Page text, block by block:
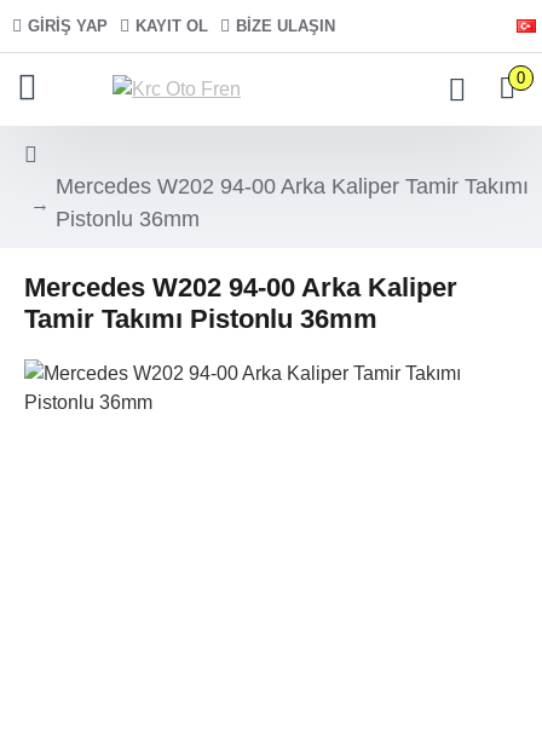
GIRIŞ YAP KAYIT OL BIZE ULAŞIN
0
Mercedes W202 94-00 Arka Kaliper Tamir Takımı
Pistonlu 36mm
Mercedes W202 94-00 Arka Kaliper
Tamir Takımı Pistonlu 36mm